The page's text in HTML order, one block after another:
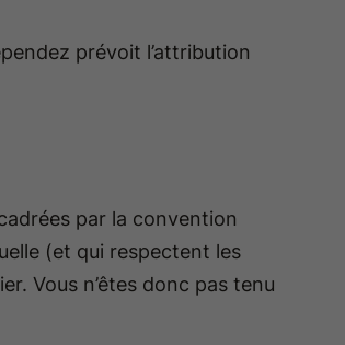
prévoit l’attribution
par la convention
(et qui respectent les
Vous n’êtes donc pas tenu